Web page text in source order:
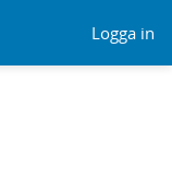
Logga in